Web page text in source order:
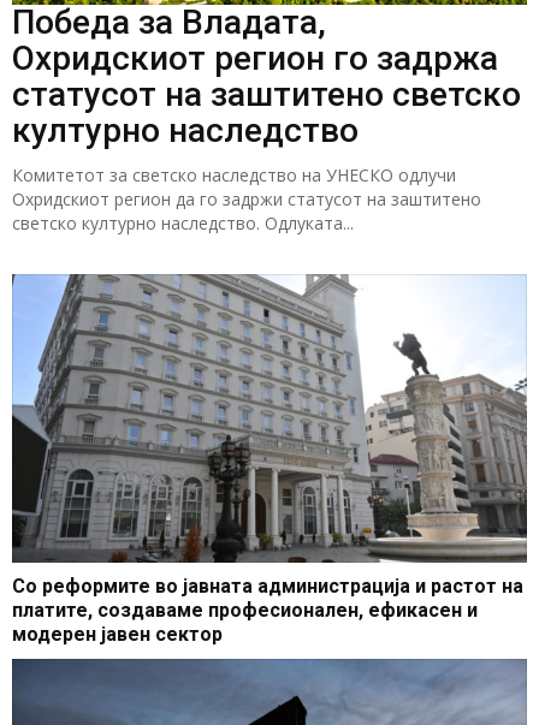
Победа за Владата,
Охридскиот регион го задржа
статусот на заштитено светско
културно наследство
Комитетот за светско наследство на УНЕСКО одлучи
Охридскиот регион да го задржи статусот на заштитено
светско културно наследство. Одлуката...
Со реформите во јавната администрација и растот на
платите, создаваме професионален, ефикасен и
модерен јавен сектор